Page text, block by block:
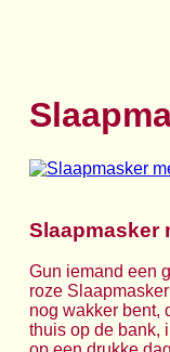
Slaapmasker
Gun iemand een
roze
nog wakker bent,
thuis op de bank,